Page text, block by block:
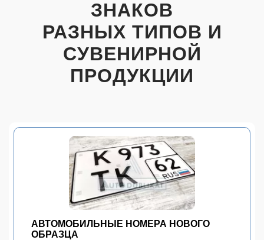
ЗНАКОВ
РАЗНЫХ ТИПОВ И
СУВЕНИРНОЙ
ПРОДУКЦИИ
АВТОМОБИЛЬНЫЕ НОМЕРА НОВОГО
ОБРАЗЦА